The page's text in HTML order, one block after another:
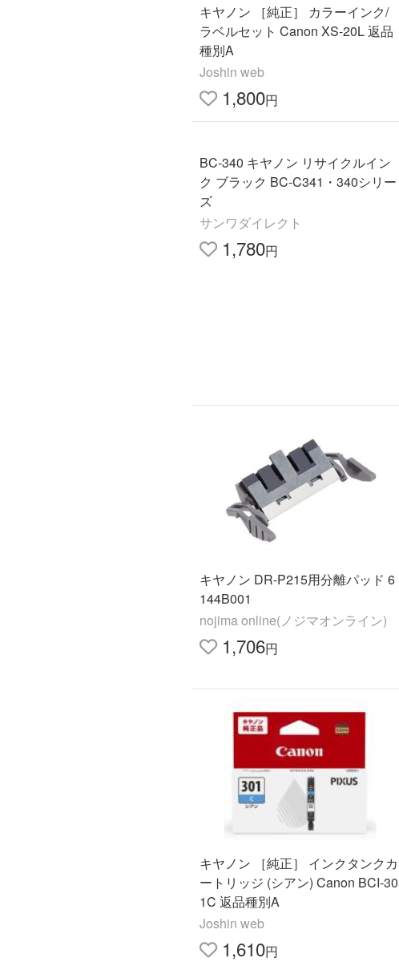
キヤノン ［純正］ カラーインク/
ラベルセット Canon XS-20L 返品
種別A
Joshin web
1,800円
BC-340 キヤノン リサイクルイン
ク ブラック BC-C341・340シリー
ズ
サンワダイレクト
1,780円
キヤノン DR-P215用分離パッド 6
144B001
nojima online(ノジマオンライン)
1,706円
キヤノン ［純正］ インクタンクカ
ートリッジ (シアン) Canon BCI-30
1C 返品種別A
Joshin web
1,610円